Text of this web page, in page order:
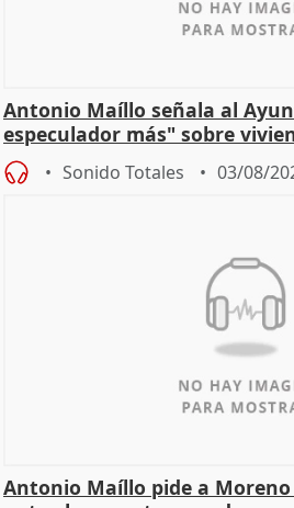
Antonio Maíllo señala al
especulador más" sobre
Becerril
Sonido Totales 03/08/
Antonio Maíllo pide a